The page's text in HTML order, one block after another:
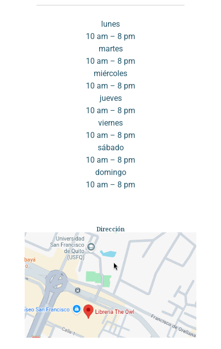
lunes
10 am – 8 pm
martes
10 am – 8 pm
miércoles
10 am – 8 pm
jueves
10 am – 8 pm
viernes
10 am – 8 pm
sábado
10 am – 8 pm
domingo
10 am – 8 pm
Dirección